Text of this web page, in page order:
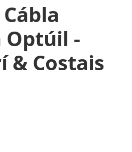
Optúil -
& Costais